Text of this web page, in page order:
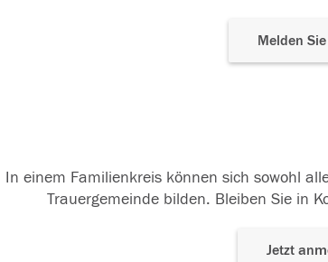
Melden
In einem Familienkreis können sich sowohl
Trauergemeinde bilden. Bleiben Sie in
Jetzt